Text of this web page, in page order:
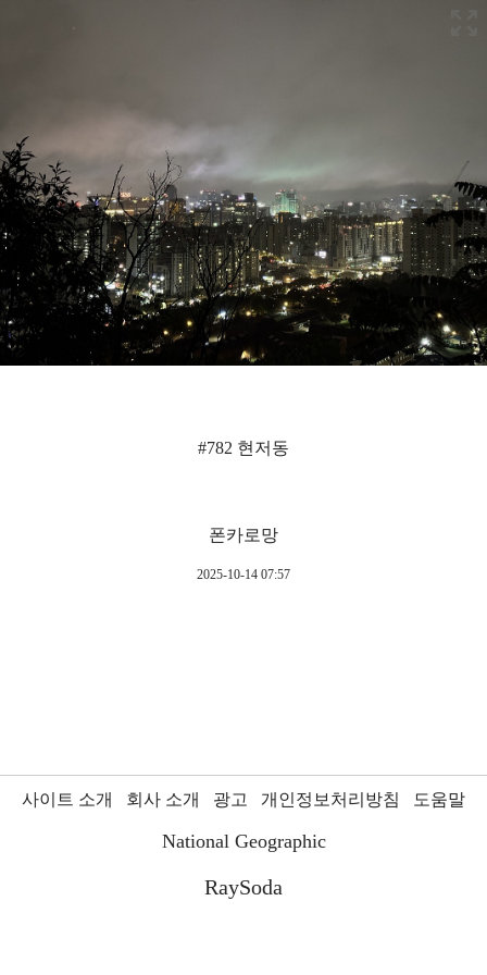
#782 현저동
폰카로망
2025-10-14 07:57
사이트 소개 회사 소개 광고 개인정보처리방침 도움말
National Geographic
RaySoda